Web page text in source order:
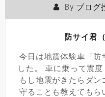
By ブログ
防サイ君
今日は地震体験車「防
した。 車に乗って震度
もし地震がきたらダ
守ることも教えても